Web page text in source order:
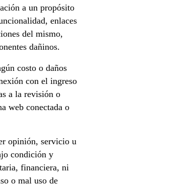
a un propósito
enlaces
del mismo,
dañinos.
costo o daños
con el ingreso
a la revisión o
web conectada o
opinión, servicio u
condición y
financiera, ni
o mal uso de